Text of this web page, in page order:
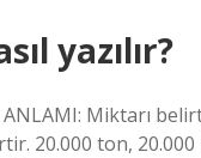
yazılır?
ANLAMI: Miktarı
20.000 ton,